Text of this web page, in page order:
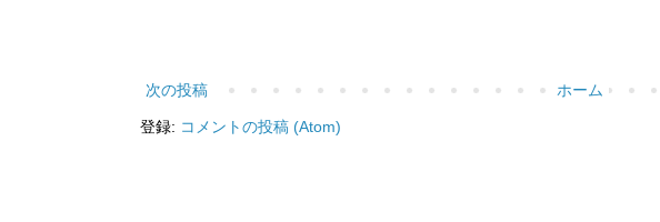
次の投稿 ホーム
登録: コメントの投稿 (Atom)